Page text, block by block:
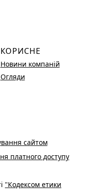
КОРИСНЕ
Новини компаній
Огляди
сайтом
платного доступу
"Кодексом етики